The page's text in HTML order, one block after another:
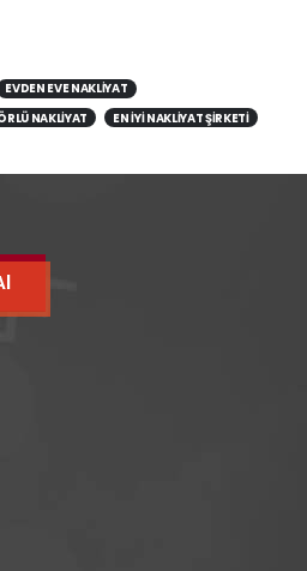
EVDEN EVE NAKLIYAT
NAKLIYAT EN IYI NAKLIYAT ŞIRKETI